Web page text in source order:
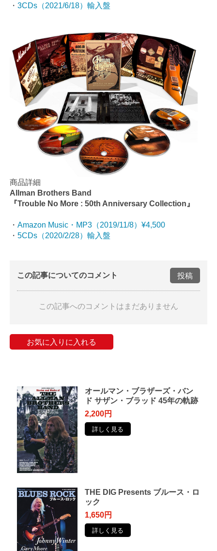
・ 3CDs（2021/6/18）輸入盤
商品詳細
Allman Brothers Band
『Trouble No More : 50th Anniversary Collection』
・ Amazon Music・MP3（2019/11/8）¥4,500
・ 5CDs（2020/2/28）輸入盤
この記事についてのコメント 投稿
この記事へのコメントはまだありません
お気に入りに入れる
オールマン・ブラザーズ・バン
ド サザン・ブラッド 45年の軌跡
2,200円
詳しく見る
THE DIG Presents ブルース・ロ
ック
1,650円
詳しく見る